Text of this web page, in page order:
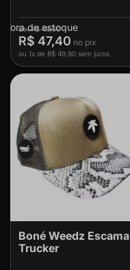
R$ 49,90
R$ 47,40
ou 1x de R$ 49,90 sem juros
Fora de estoque
Boné Weedz Escama
Trucker